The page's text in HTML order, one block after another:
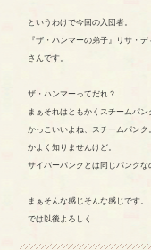
というわけで今回の入団者。
『ザ・ハンマーの弟子』リサ・
さんです。
ザ・ハンマーってだれ？
まぁそれはともかくスチームパン
かっこいいよね、スチームパン
かよく知りませんけど。
サイバーパンクとは同じパンクな
まぁそんな感じそんな感じです。
では以後よろしく